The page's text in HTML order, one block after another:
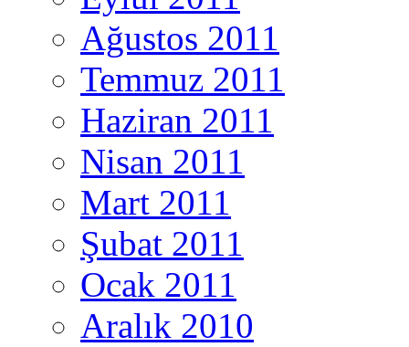
Ağustos 2011
Temmuz 2011
Haziran 2011
Nisan 2011
Mart 2011
Şubat 2011
Ocak 2011
Aralık 2010